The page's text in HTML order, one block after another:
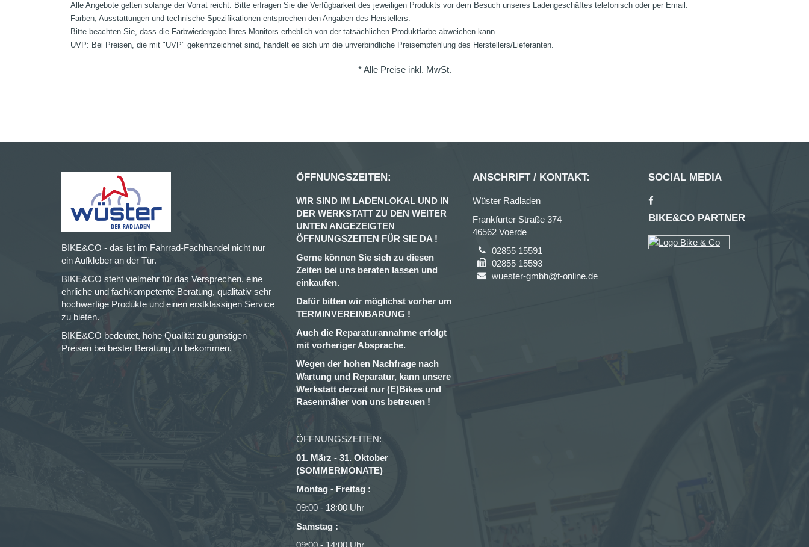
Alle Angebote gelten solange der Vorrat reicht. Bitte erfragen Sie die Verfügbarkeit des jeweiligen Produkts vor dem Besuch unseres Ladengeschäftes telefonisch oder per Email.
Farben, Ausstattungen und technische Spezifikationen entsprechen den Angaben des Herstellers.
Bitte beachten Sie, dass die Farbwiedergabe Ihres Monitors erheblich von der tatsächlichen Produktfarbe abweichen kann.
UVP: Bei Preisen, die mit "UVP" gekennzeichnet sind, handelt es sich um die unverbindliche Preisempfehlung des Herstellers/Lieferanten.
* Alle Preise inkl. MwSt.
BIKE&CO - das ist im Fahrrad-Fachhandel nicht nur
ein Aufkleber an der Tür.
BIKE&CO steht vielmehr für das Versprechen, eine
ehrliche und fachkompetente Beratung, qualitativ sehr
hochwertige Produkte und einen erstklassigen Service
zu bieten.
BIKE&CO bedeutet, hohe Qualität zu günstigen
Preisen bei bester Beratung zu bekommen.
ÖFFNUNGSZEITEN:
WIR SIND IM LADENLOKAL UND IN
DER WERKSTATT ZU DEN WEITER
UNTEN ANGEZEIGTEN
ÖFFNUNGSZEITEN FÜR SIE DA !
Gerne können Sie sich zu diesen
Zeiten bei uns beraten lassen und
einkaufen.
Dafür bitten wir möglichst vorher um
TERMINVEREINBARUNG !
Auch die Reparaturannahme erfolgt
mit vorheriger Absprache.
Wegen der hohen Nachfrage nach
Wartung und Reparatur, kann unsere
Werkstatt derzeit nur (E)Bikes und
Rasenmäher von uns betreuen !
ÖFFNUNGSZEITEN:
01. März - 31. Oktober
(SOMMERMONATE)
Montag - Freitag :
09:00 - 18:00 Uhr
Samstag :
09:00 - 14:00 Uhr
ANSCHRIFT / KONTAKT:
Wüster Radladen
Frankfurter Straße 374
46562 Voerde
02855 15591
02855 15593
wuester-gmbh@t-online.de
SOCIAL MEDIA
BIKE&CO PARTNER